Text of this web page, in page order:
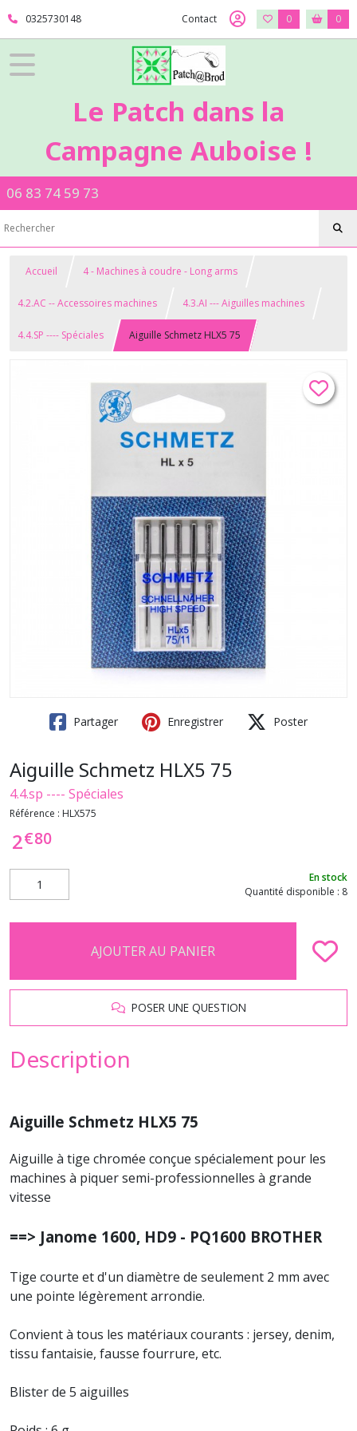
0325730148 Contact 0 0
Le Patch dans la
Campagne Auboise !
06 83 74 59 73
Accueil 4 - Machines à coudre - Long arms
4.2.AC -- Accessoires machines 4.3.AI --- Aiguilles machines
4.4.SP ---- Spéciales Aiguille Schmetz HLX5 75
Partager Enregistrer Poster
Aiguille Schmetz HLX5 75
4.4.sp ---- Spéciales
Référence : HLX575
2€80
En stock
Quantité disponible : 8
AJOUTER AU PANIER
POSER UNE QUESTION
Description
Aiguille Schmetz HLX5 75
Aiguille à tige chromée conçue spécialement pour les
machines à piquer semi-professionnelles à grande
vitesse
==> Janome 1600, HD9 - PQ1600 BROTHER
Tige courte et d'un diamètre de seulement 2 mm avec
une pointe légèrement arrondie.
Convient à tous les matériaux courants : jersey, denim,
tissu fantaisie, fausse fourrure, etc.
Blister de 5 aiguilles